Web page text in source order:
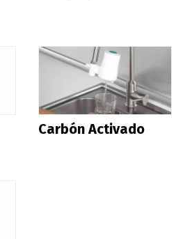
Carbón Activado